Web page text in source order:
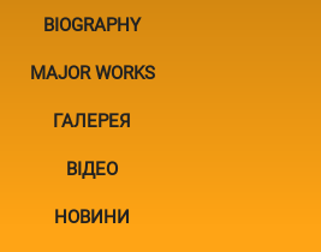
BIOGRAPHY
MAJOR WORKS
ГАЛЕРЕЯ
ВІДЕО
НОВИНИ